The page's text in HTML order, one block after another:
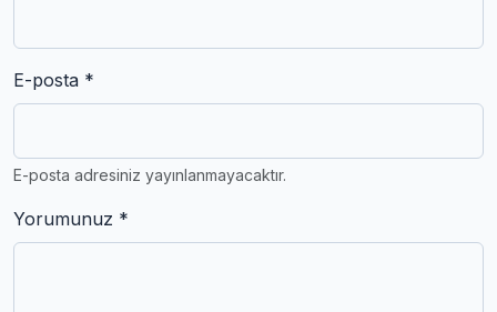
E-posta *
E-posta adresiniz yayınlanmayacaktır.
Yorumunuz *